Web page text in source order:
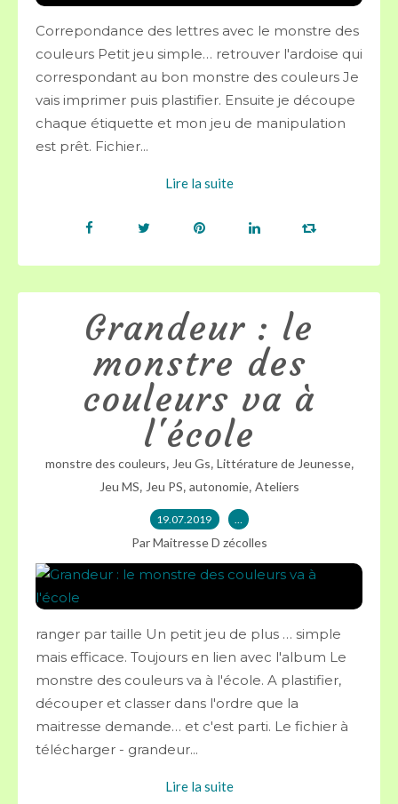
Correpondance des lettres avec le monstre des
couleurs Petit jeu simple… retrouver l'ardoise qui
correspondant au bon monstre des couleurs Je
vais imprimer puis plastifier. Ensuite je découpe
chaque étiquette et mon jeu de manipulation
est prêt. Fichier...
Lire la suite
Grandeur : le
monstre des
couleurs va à
l'école
monstre des couleurs, Jeu Gs, Littérature de Jeunesse,
Jeu MS, Jeu PS, autonomie, Ateliers
19.07.2019 …
Par Maitresse D zécolles
ranger par taille Un petit jeu de plus … simple
mais efficace. Toujours en lien avec l'album Le
monstre des couleurs va à l'école. A plastifier,
découper et classer dans l'ordre que la
maitresse demande… et c'est parti. Le fichier à
télécharger - grandeur...
Lire la suite